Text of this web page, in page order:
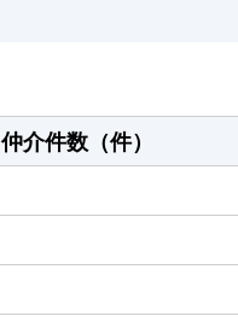
仲介件数（件）